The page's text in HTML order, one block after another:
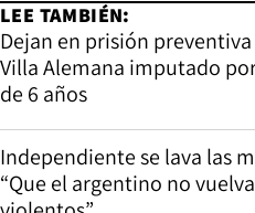
LEE TAMBIÉN:
Dejan en prisión
Villa Alemana imputado
de 6 años
Independiente se lava las
“Que el argentino no